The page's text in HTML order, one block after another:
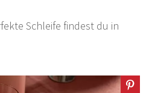
Schleife findest du in